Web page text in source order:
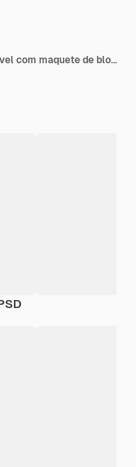
Apartamento leigos de comida saudável com maquete de bloco de notas